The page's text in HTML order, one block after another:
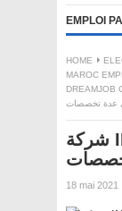
EMPLOI
HOME
MAROC
DREAMJOB
عدة تخصصات
شركة INGELEC MAROC تعلن
18 mai 2021